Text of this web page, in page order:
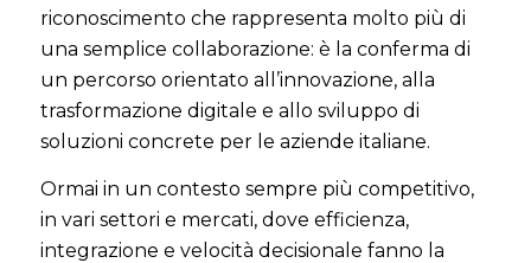
riconoscimento che rappresenta molto più di
una semplice collaborazione: è la conferma di
un percorso orientato all’innovazione, alla
trasformazione digitale e allo sviluppo di
soluzioni concrete per le aziende italiane.
Ormai in un contesto sempre più competitivo,
in vari settori e mercati, dove efficienza,
integrazione e velocità decisionale fanno la